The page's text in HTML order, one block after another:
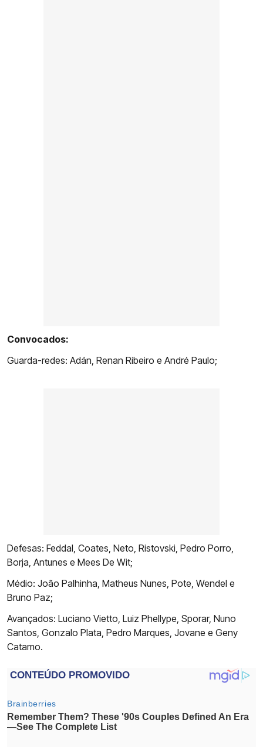
Convocados:
Guarda-redes: Adán, Renan Ribeiro e André Paulo;
Defesas: Feddal, Coates, Neto, Ristovski, Pedro Porro,
Borja, Antunes e Mees De Wit;
Médio: João Palhinha, Matheus Nunes, Pote, Wendel e
Bruno Paz;
Avançados: Luciano Vietto, Luiz Phellype, Sporar, Nuno
Santos, Gonzalo Plata, Pedro Marques, Jovane e Geny
Catamo.